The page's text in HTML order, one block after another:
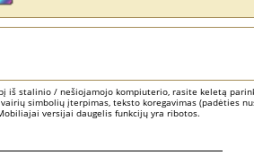
iš stalinio / nešiojamojo kompiuterio, rasite keletą
simbolių įterpimas, teksto koregavimas (padėties
versijai daugelis funkcijų yra ribotos.